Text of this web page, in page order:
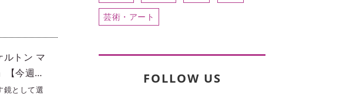
今回は、
紹介しよ
ルトン マ
【今週の
鏡として選
芸術・アート
FOLLOW US